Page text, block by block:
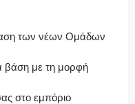
των νέων Ομάδων
βάση με τη μορφή
στο εμπόριο